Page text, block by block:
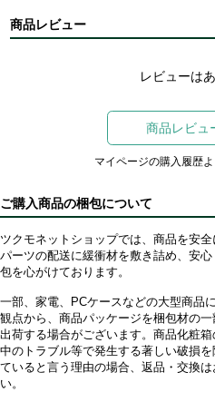
商品レビュー
レビューは
商品レビュ
マイページの購入履歴
ご購入商品の梱包について
ツクモネットショップでは、商品を安
パーツの配送に緩衝材を敷き詰め、安
包を心がけております。
一部、家電、PCケースなどの大型商品
観点から、商品パッケージを梱包材の
出荷する場合がございます。商品化粧
中のトラブル等で発生する著しい破損
ていると言う理由の場合、返品・交換
い。